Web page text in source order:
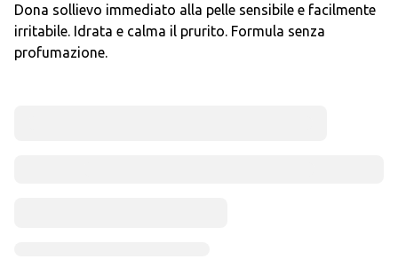
Dona sollievo immediato alla pelle sensibile e facilmente
irritabile. Idrata e calma il prurito. Formula senza
profumazione.